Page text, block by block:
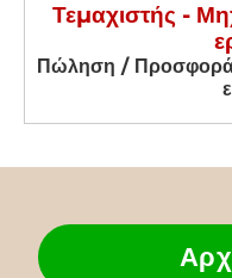
Τεμαχιστής -
Πώληση / Προσφορά